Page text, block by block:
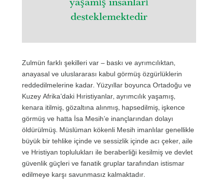
desteklemektedir
Zulmün farklı şekilleri var – baskı ve ayrımcılıktan,
anayasal ve uluslararası kabul görmüş özgürlüklerin
reddedilmelerine kadar. Yüzyıllar boyunca Ortadoğu ve
Kuzey Afrika’daki Hıristiyanlar, ayrımcılık yaşamış,
kenara itilmiş, gözaltına alınmış, hapsedilmiş, işkence
görmüş ve hatta İsa Mesih’e inançlarından dolayı
öldürülmüş. Müslüman kökenli Mesih imanlılar genellikle
büyük bir tehlike içinde ve sessizlik içinde acı çeker, aile
ve Hristiyan toplulukları ile beraberliği kesilmiş ve devlet
güvenlik güçleri ve fanatik gruplar tarafından istismar
edilmeye karşı savunmasız kalmaktadır.